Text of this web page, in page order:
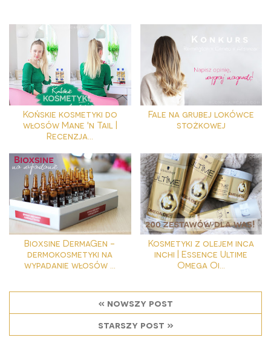
Końskie kosmetyki do
włosów Mane 'n Tail |
Recenzja...
Fale na grubej lokówce
stożkowej
Bioxsine DermaGen -
dermokosmetyki na
wypadanie włosów ...
Kosmetyki z olejem inca
inchi | Essence Ultime
Omega Oi...
« nowszy post
starszy post »